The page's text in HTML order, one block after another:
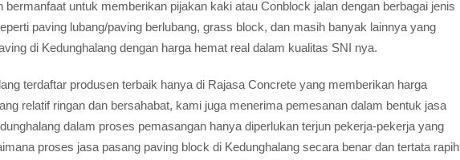
bermanfaat untuk memberikan pijakan kaki atau Conblock jalan dengan berbagai jenis
paving lubang/paving berlubang, grass block, dan masih banyak lainnya yang
di Kedunghalang dengan harga hemat real dalam kualitas SNI nya.
terdaftar produsen terbaik hanya di Rajasa Concrete yang memberikan harga
relatif ringan dan bersahabat, kami juga menerima pemesanan dalam bentuk jasa
dalam proses pemasangan hanya diperlukan terjun pekerja-pekerja yang
proses jasa pasang paving block di Kedunghalang secara benar dan tertata rapih